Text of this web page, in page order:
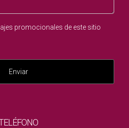
promocionales de este sitio
Enviar